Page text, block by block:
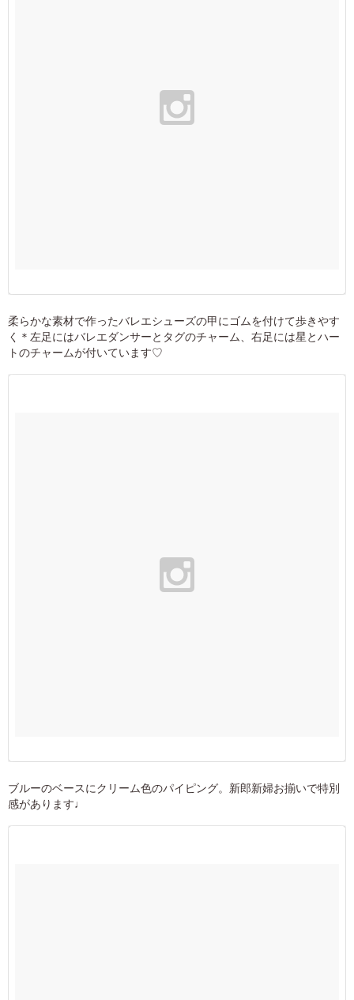
柔らかな素材で作ったバレエシューズの甲にゴムを付けて歩きやす
く＊左足にはバレエダンサーとタグのチャーム、右足には星とハー
トのチャームが付いています♡
ブルーのベースにクリーム色のパイピング。新郎新婦お揃いで特別
感があります♩